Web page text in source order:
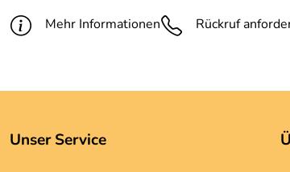
Mehr Informationen Rückruf
Unser Service